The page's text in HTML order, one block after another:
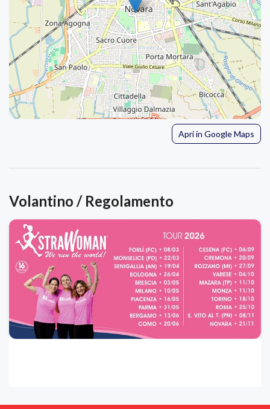
Apri in Google Maps
Volantino / Regolamento